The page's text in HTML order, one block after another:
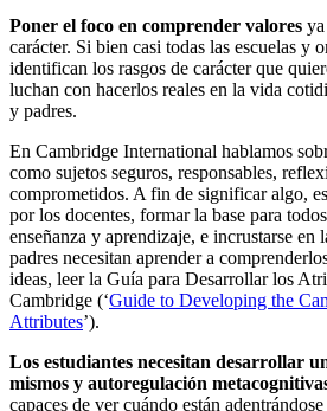
Poner el foco en comprender valores
carácter. Si bien casi todas las escuelas y
identifican los rasgos de carácter que
luchan con hacerlos reales en la vida
y padres.
En Cambridge International hablamos
como sujetos seguros, responsables,
comprometidos. A fin de significar algo,
por los docentes, formar la base para
enseñanza y aprendizaje, e incrustarse en
padres necesitan aprender a
ideas, leer la Guía para Desarrollar los
Cambridge (‘Guide to Developing the
Attributes’).
Los estudiantes necesitan desarrollar
mismos y autoregulación
capaces de ver cuándo están